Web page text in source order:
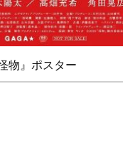
物』ポスター